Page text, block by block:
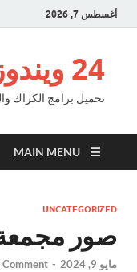
أغسطس 7, 2026
24 ويندوز الكراك
تحميل برامج الكراك
MAIN MENU
UNCATEGORIZED
صور
مايو 9, 2024 -
Comment